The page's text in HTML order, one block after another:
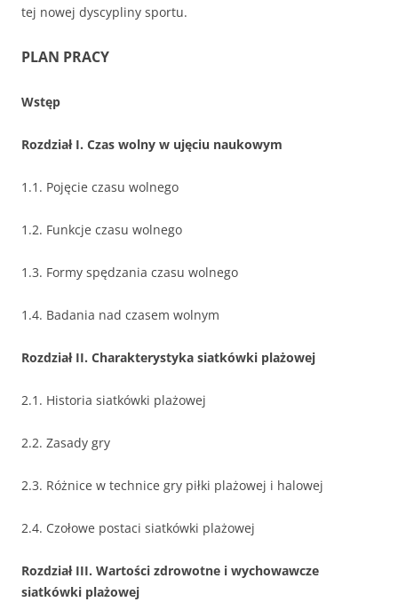
tej nowej dyscypliny sportu.
PLAN PRACY
Wstęp
Rozdział I. Czas wolny w ujęciu naukowym
1.1. Pojęcie czasu wolnego
1.2. Funkcje czasu wolnego
1.3. Formy spędzania czasu wolnego
1.4. Badania nad czasem wolnym
Rozdział II. Charakterystyka siatkówki plażowej
2.1. Historia siatkówki plażowej
2.2. Zasady gry
2.3. Różnice w technice gry piłki plażowej i halowej
2.4. Czołowe postaci siatkówki plażowej
Rozdział III. Wartości zdrowotne i wychowawcze
siatkówki plażowej